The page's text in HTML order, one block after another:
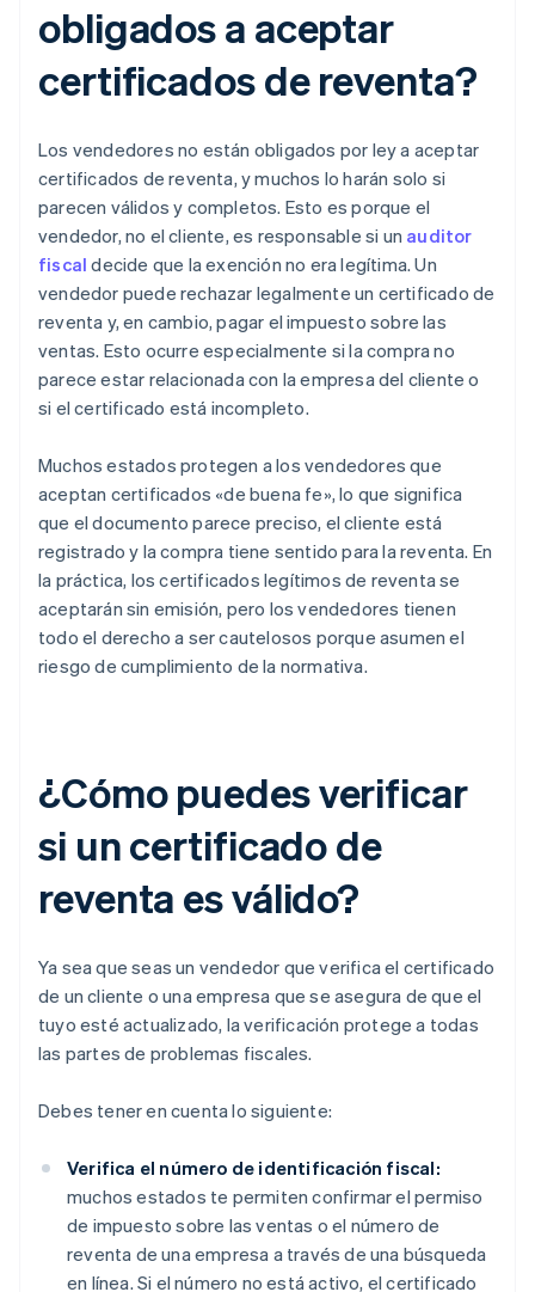
obligados a aceptar
certificados de reventa?
Los vendedores no están obligados por ley a aceptar
certificados de reventa, y muchos lo harán solo si
parecen válidos y completos. Esto es porque el
vendedor, no el cliente, es responsable si un auditor
fiscal decide que la exención no era legítima. Un
vendedor puede rechazar legalmente un certificado de
reventa y, en cambio, pagar el impuesto sobre las
ventas. Esto ocurre especialmente si la compra no
parece estar relacionada con la empresa del cliente o
si el certificado está incompleto.
Muchos estados protegen a los vendedores que
aceptan certificados «de buena fe», lo que significa
que el documento parece preciso, el cliente está
registrado y la compra tiene sentido para la reventa. En
la práctica, los certificados legítimos de reventa se
aceptarán sin emisión, pero los vendedores tienen
todo el derecho a ser cautelosos porque asumen el
riesgo de cumplimiento de la normativa.
¿Cómo puedes verificar
si un certificado de
reventa es válido?
Ya sea que seas un vendedor que verifica el certificado
de un cliente o una empresa que se asegura de que el
tuyo esté actualizado, la verificación protege a todas
las partes de problemas fiscales.
Debes tener en cuenta lo siguiente:
Verifica el número de identificación fiscal:
muchos estados te permiten confirmar el permiso
de impuesto sobre las ventas o el número de
reventa de una empresa a través de una búsqueda
en línea. Si el número no está activo, el certificado